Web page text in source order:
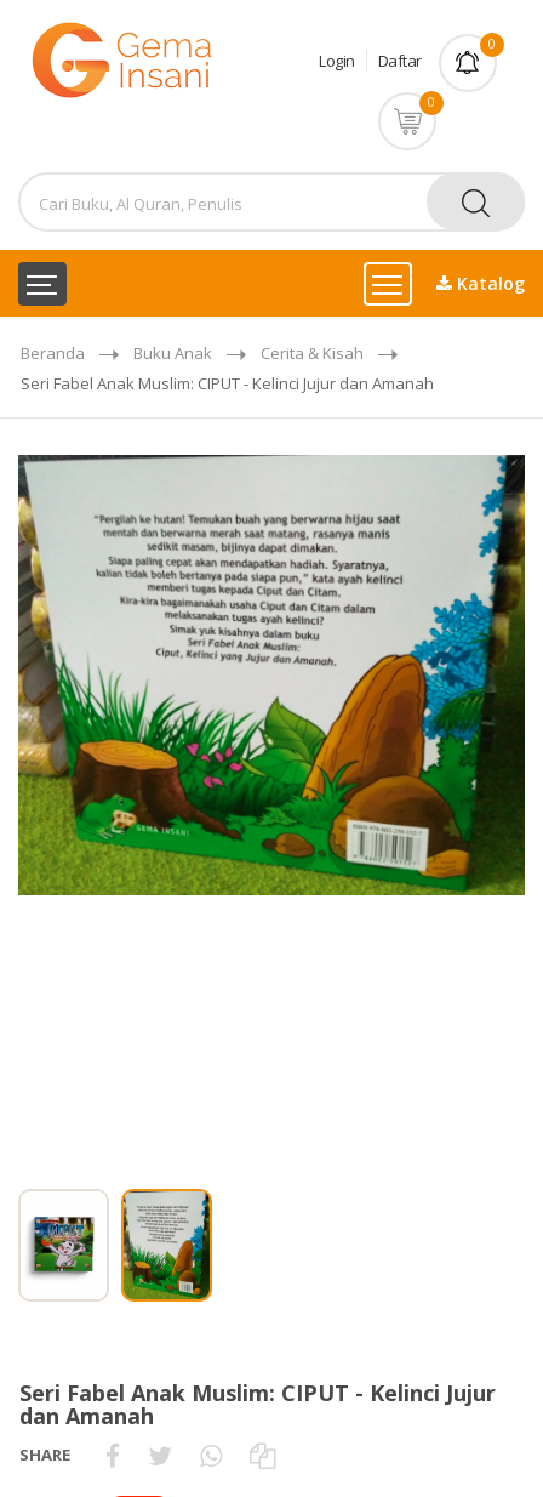
Login Daftar
0
0
Katalog
Beranda Buku Anak
Cerita & Kisah
Seri Fabel Anak Muslim: CIPUT - Kelinci Jujur dan Amanah
Seri Fabel Anak Muslim: CIPUT - Kelinci Jujur
dan Amanah
SHARE